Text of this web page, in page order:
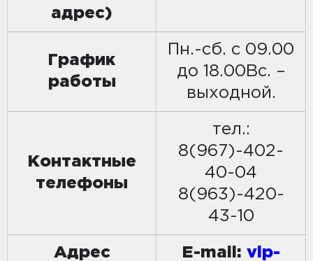
адрес)
График
работы
Пн.-сб. с 09.00
до 18.00Вс. –
выходной.
Контактные
телефоны
тел.:
8(967)-402-
40-04
8(963)-420-
43-10
Адрес
E-mail: vip-